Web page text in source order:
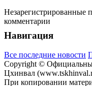
Незарегистрированные
комментарии
Навигация
Все последние новости
Copyright ©
Цхинвал
При копировании